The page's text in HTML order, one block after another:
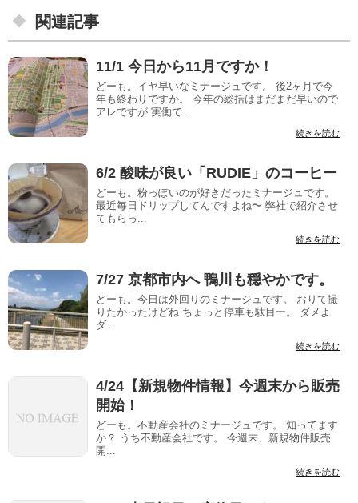
関連記事
11/1 今日から11月ですか！
どーも。イヤ早いなミナージュです。 後2ヶ月で今
年も終わりですか。 今年の総括はまだまだ早いので
アレですが 実働で...
続きを読む
6/2 酸味が良い「RUDIE」のコーヒー
どーも。粉っぽいのが好きだったミナージュです。
最近毎日ドリップしてんですよね〜 弊社で紹介させ
てもらっ...
続きを読む
7/27 京都市内へ 鴨川も穏やかです。
どーも。今日は外回りのミナージュです。 おりて撮
りたかったけどね ちょっと停車も駄目ー。 ダメよ
ダ...
続きを読む
4/24【新規物件情報】今週末から販売
開始！
どーも。不動産会社のミナージュです。 知ってます
か？ うち不動産会社です。 今週末、新規物件販売
開...
続きを読む